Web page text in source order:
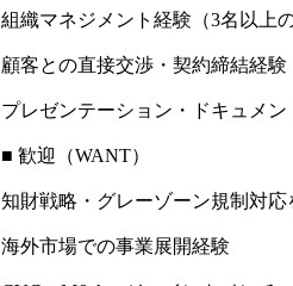
組織マネジメント経験（3名以上
顧客との直接交渉・契約締結経験
プレゼンテーション・ドキュメン
■ 歓迎（WANT）
知財戦略・グレーゾーン規制対
海外市場での事業展開経験